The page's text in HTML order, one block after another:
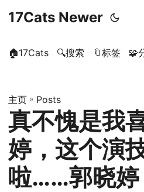
17Cats Newer
🏠17Cats 🔍搜索 🔖标签 🧩
主页 » Posts
真不愧是我
婷，这个演
啦……郭晓婷